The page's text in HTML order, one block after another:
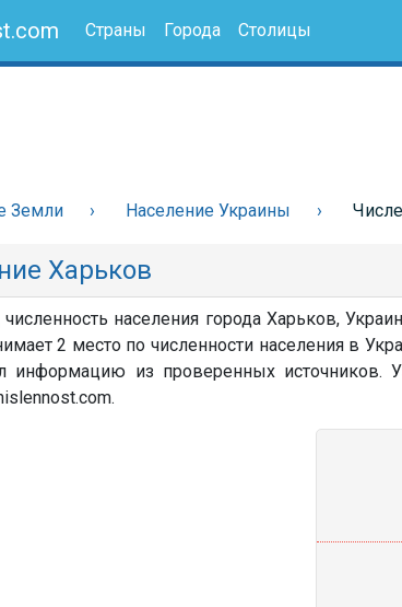
Страны Города Столицы
Земли Население Украины
Харьков
населения города Харьков,
2 место по численности населения в
информацию из проверенных источников.